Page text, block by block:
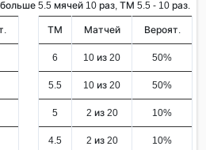
5.5 мячей 10 раз, ТМ 5.5 - 10 раз.
ТМ Матчей Вероят.
6 10 из 20 50%
5.5 10 из 20 50%
5 2 из 20 10%
4.5 2 из 20 10%